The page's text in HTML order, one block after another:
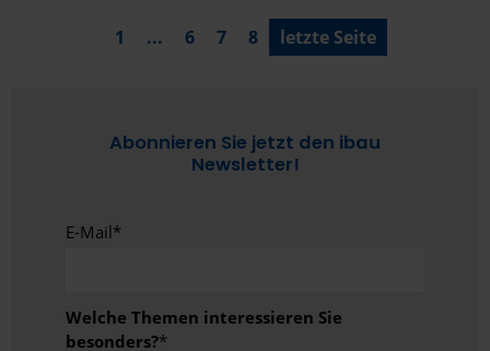
1 ... 6 7 8 letzte Seite
Abonnieren Sie jetzt den ibau
Newsletter!
E-Mail*
Welche Themen interessieren Sie
besonders?*